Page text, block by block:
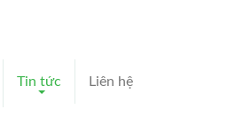
Tin tức Liên hệ